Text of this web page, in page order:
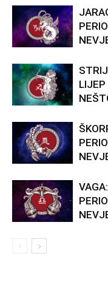
LIJEP